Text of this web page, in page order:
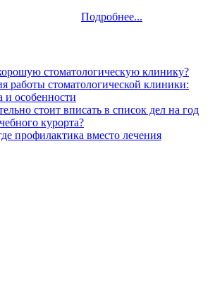
Подробнее...
стоматологическую клинику?
работы стоматологической клиники:
и особенности
стоит вписать в список дел на год
курорта?
профилактика вместо лечения